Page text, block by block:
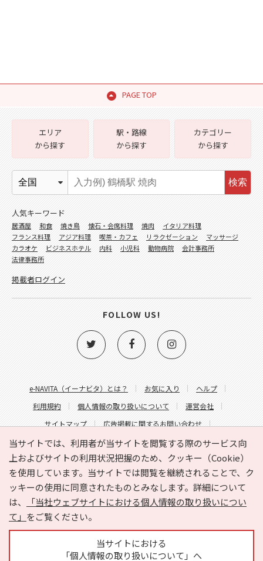
PAGE TOP
当サイトでは、利用者が当サイトを閲覧する際のサービス向
上およびサイトの利用状況把握のため、クッキー（Cookie）
を使用しています。当サイトでは閲覧を継続されることで、ク
ッキーの使用に同意されたものとみなします。詳細について
は、
「当社ウェブサイトにおける個人情報の取り扱いについ
て」 をご覧ください。
当サイトにおける
「個人情報の取り扱いについて」へ
e-NAVITA（イーナビタ）とは？ お気に入り
ヘルプ
利用規約
個人情報の取り扱いについて
運営会社
サイトマップ
広告掲載に関するお問い合わせ
サイトの内容に関するお問い合わせ
エリア
から探す
駅・路線
から探す
カテゴリー
から探す
検索
人気キーワード
居酒屋 和食 焼き鳥 懐石・会席料理 焼肉
イタリア料理
フランス料理
アジア料理 喫茶・カフェ リラクゼーション
マッサージ
カラオケ
ビジネスホテル 内科 小児科 動物病院
会計事務所
法律事務所
掲載者ログイン
FOLLOW US!
Copyright © HYOJITO.Co.,Ltd. All Rights Reserved.